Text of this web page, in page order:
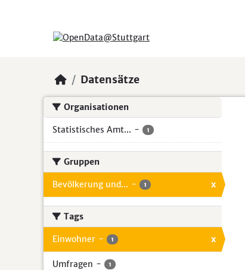
Datensätze
Organisationen
Statistisches Amt... - 1
Gruppen
Bevölkerung und... - 1 x
Tags
Einwohner - 1 x
Umfragen - 1